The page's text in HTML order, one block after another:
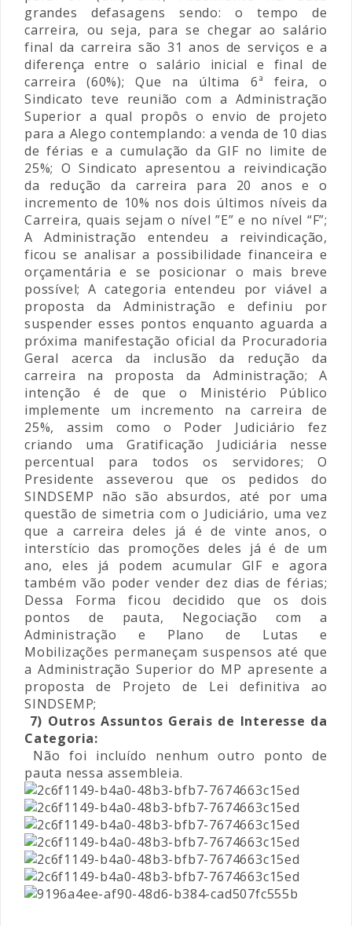
grandes defasagens sendo: o tempo de
carreira, ou seja, para se chegar ao salário
final da carreira são 31 anos de serviços e a
diferença entre o salário inicial e final de
carreira (60%); Que na última 6ª feira, o
Sindicato teve reunião com a Administração
Superior a qual propôs o envio de projeto
para a Alego contemplando: a venda de 10 dias
de férias e a cumulação da GIF no limite de
25%; O Sindicato apresentou a reivindicação
da redução da carreira para 20 anos e o
incremento de 10% nos dois últimos níveis da
Carreira, quais sejam o nível ”E” e no nível “F”;
A Administração entendeu a reivindicação,
ficou se analisar a possibilidade financeira e
orçamentária e se posicionar o mais breve
possível; A categoria entendeu por viável a
proposta da Administração e definiu por
suspender esses pontos enquanto aguarda a
próxima manifestação oficial da Procuradoria
Geral acerca da inclusão da redução da
carreira na proposta da Administração; A
intenção é de que o Ministério Público
implemente um incremento na carreira de
25%, assim como o Poder Judiciário fez
criando uma Gratificação Judiciária nesse
percentual para todos os servidores; O
Presidente asseverou que os pedidos do
SINDSEMP não são absurdos, até por uma
questão de simetria com o Judiciário, uma vez
que a carreira deles já é de vinte anos, o
interstício das promoções deles já é de um
ano, eles já podem acumular GIF e agora
também vão poder vender dez dias de férias;
Dessa Forma ficou decidido que os dois
pontos de pauta, Negociação com a
Administração e Plano de Lutas e
Mobilizações permaneçam suspensos até que
a Administração Superior do MP apresente a
proposta de Projeto de Lei definitiva ao
SINDSEMP;
7) Outros Assuntos Gerais de Interesse da
Categoria:
Não foi incluído nenhum outro ponto de
pauta nessa assembleia.